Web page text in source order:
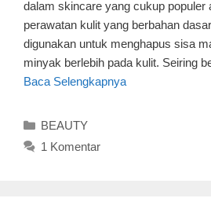
dalam skincare yang cukup populer
perawatan kulit yang berbahan
digunakan untuk menghapus sisa
minyak berlebih pada kulit. Seiring
Baca Selengkapnya
Kategori
BEAUTY
1 Komentar